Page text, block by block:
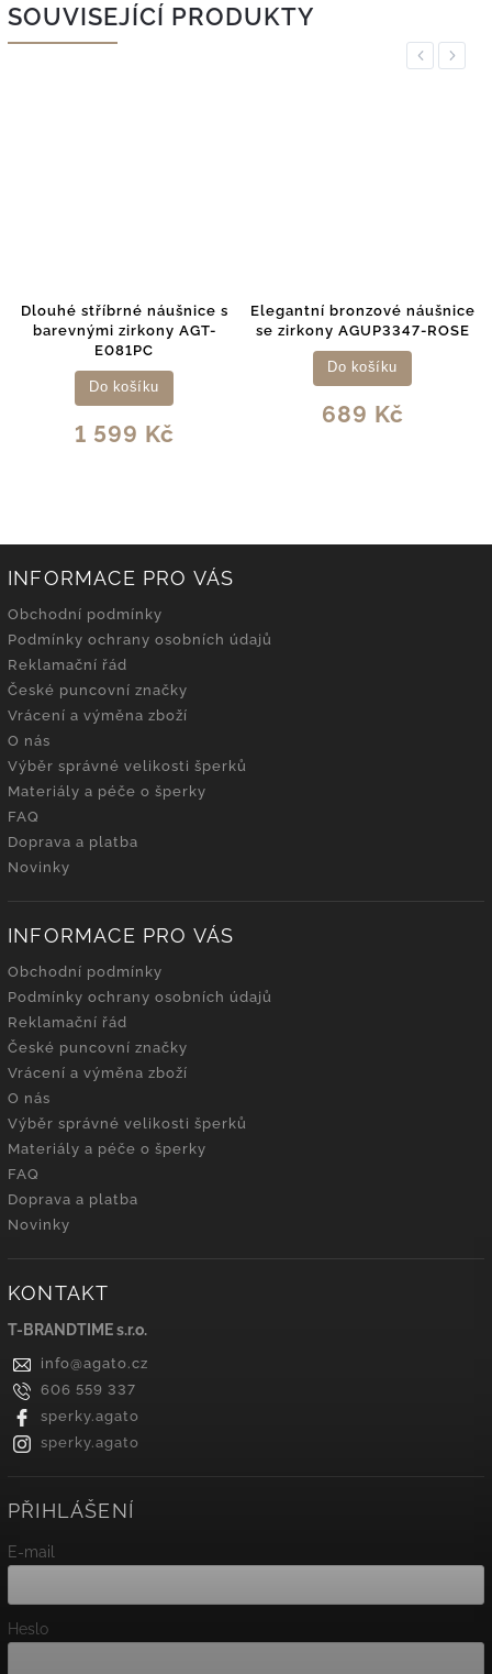
SOUVISEJÍCÍ PRODUKTY
Previous
Dlouhé stříbrné náušnice s
barevnými zirkony AGT-
E081PC
1 599 Kč
Do košíku
Elegantní bronzové náušnice
se zirkony AGUP3347-ROSE
689 Kč
Do košíku
Next
INFORMACE PRO VÁS
Obchodní podmínky
Podmínky ochrany osobních údajů
Reklamační řád
České puncovní značky
Vrácení a výměna zboží
O nás
Výběr správné velikosti šperků
Materiály a péče o šperky
FAQ
Doprava a platba
Novinky
INFORMACE PRO VÁS
Obchodní podmínky
Podmínky ochrany osobních údajů
Reklamační řád
České puncovní značky
Vrácení a výměna zboží
O nás
Výběr správné velikosti šperků
Materiály a péče o šperky
FAQ
Doprava a platba
Novinky
KONTAKT
T-BRANDTIME s.r.o.
info@agato.cz
606 559 337
sperky.agato
sperky.agato
PŘIHLÁŠENÍ
E-mail
Heslo